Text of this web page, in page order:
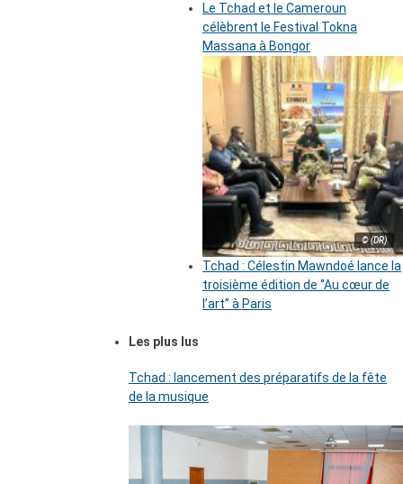
Le Tchad et le Cameroun
célèbrent le Festival Tokna
Massana à Bongor
© (DR)
Tchad : Célestin Mawndoé lance la
troisième édition de ‘’Au cœur de
l’art’’ à Paris
Les plus lus
Tchad : lancement des préparatifs de la fête
de la musique